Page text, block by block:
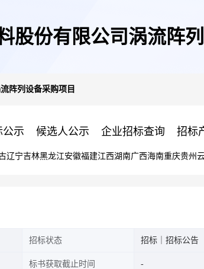
股份有限公司涡流阵
阵列设备采购项目
公示 候选人公示 企业招标查询 招标
辽宁吉林黑龙江安徽福建江西湖南广西海南重庆贵州
招标状态 招标｜招标公告
标书获取截止时间